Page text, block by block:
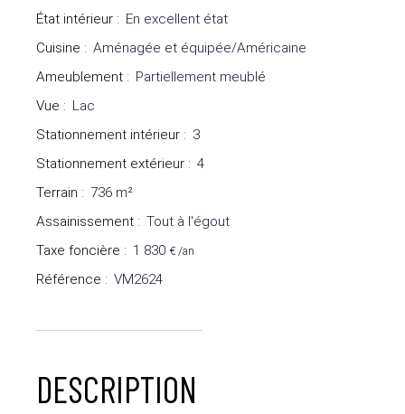
État intérieur : En excellent état
Cuisine : Aménagée et équipée/Américaine
Ameublement : Partiellement meublé
Vue : Lac
Stationnement intérieur : 3
Stationnement extérieur : 4
Terrain : 736 m²
Assainissement : Tout à l'égout
Taxe foncière : 1 830 € /an
Référence : VM2624
DESCRIPTION